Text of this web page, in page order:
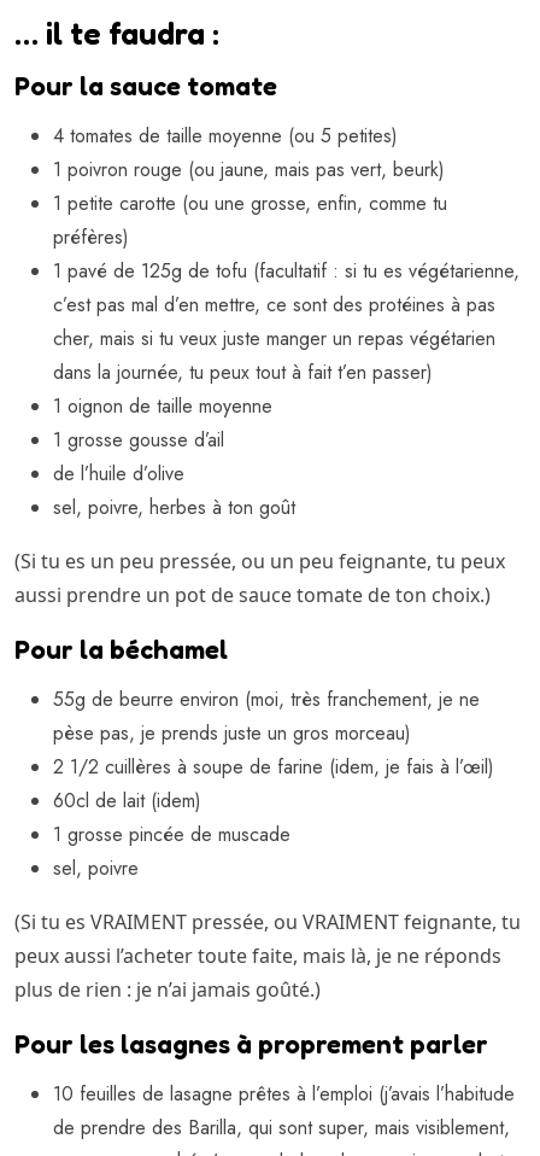
… il te faudra :
Pour la sauce tomate
4 tomates de taille moyenne (ou 5 petites)
1 poivron rouge (ou jaune, mais pas vert, beurk)
1 petite carotte (ou une grosse, enfin, comme tu
préfères)
1 pavé de 125g de tofu (facultatif : si tu es végétarienne,
c’est pas mal d’en mettre, ce sont des protéines à pas
cher, mais si tu veux juste manger un repas végétarien
dans la journée, tu peux tout à fait t’en passer)
1 oignon de taille moyenne
1 grosse gousse d’ail
de l’huile d’olive
sel, poivre, herbes à ton goût
(Si tu es un peu pressée, ou un peu feignante, tu peux
aussi prendre un pot de sauce tomate de ton choix.)
Pour la béchamel
55g de beurre environ (moi, très franchement, je ne
pèse pas, je prends juste un gros morceau)
2 1/2 cuillères à soupe de farine (idem, je fais à l’œil)
60cl de lait (idem)
1 grosse pincée de muscade
sel, poivre
(Si tu es VRAIMENT pressée, ou VRAIMENT feignante, tu
peux aussi l’acheter toute faite, mais là, je ne réponds
plus de rien : je n’ai jamais goûté.)
Pour les lasagnes à proprement parler
10 feuilles de lasagne prêtes à l’emploi (j’avais l’habitude
de prendre des Barilla, qui sont super, mais visiblement,